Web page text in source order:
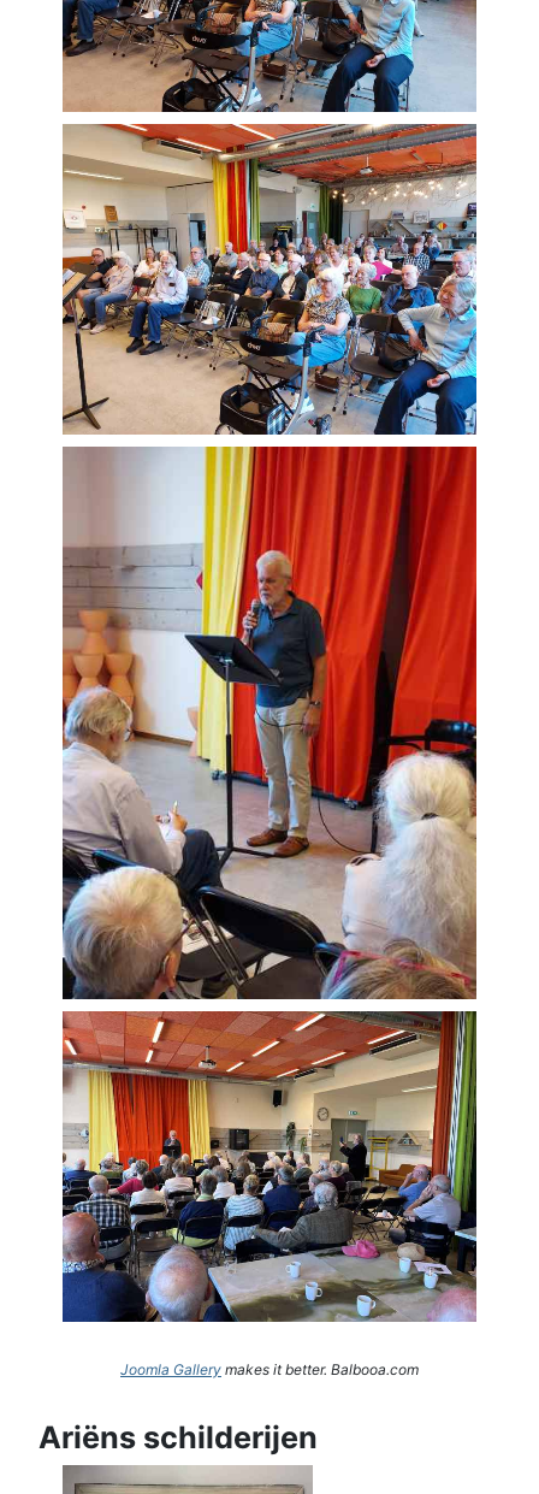
Joomla Gallery makes it better. Balbooa.com
Ariëns schilderijen